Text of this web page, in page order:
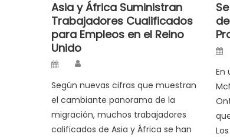
Asia y África Suministran
Trabajadores Cualificados
para Empleos en el Reino
Unido
Posted
Según nuevas cifras que muestran
el cambiante panorama de la
migración, muchos trabajadores
calificados de Asia y África se han
En